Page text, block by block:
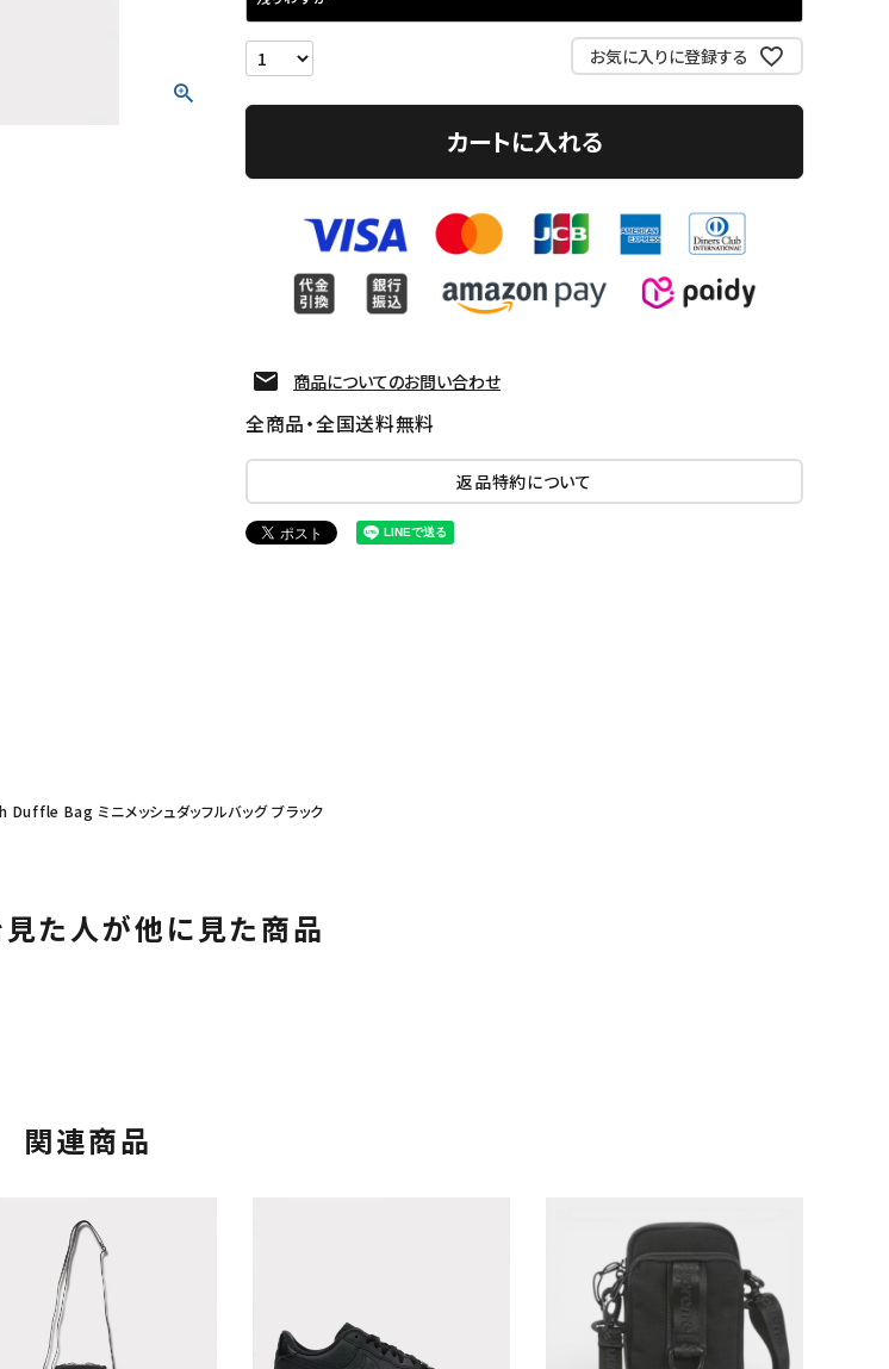
お気に入りに登録する
カートに入れる
商品についてのお問い合わせ
全商品・全国送料無料
返品特約について
Bag ミニメッシュダッフルバッグ ブラック
た人が他に見た商品
関連商品